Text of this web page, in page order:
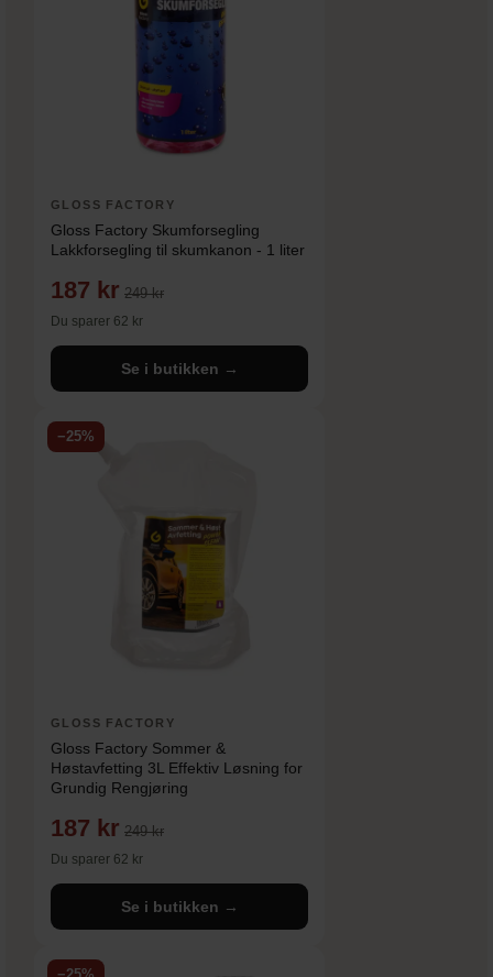
GLOSS FACTORY
Gloss Factory Skumforsegling
Lakkforsegling til skumkanon - 1 liter
187 kr 249 kr
Du sparer 62 kr
Se i butikken →
−25%
GLOSS FACTORY
Gloss Factory Sommer &
Høstavfetting 3L Effektiv Løsning for
Grundig Rengjøring
187 kr 249 kr
Du sparer 62 kr
Se i butikken →